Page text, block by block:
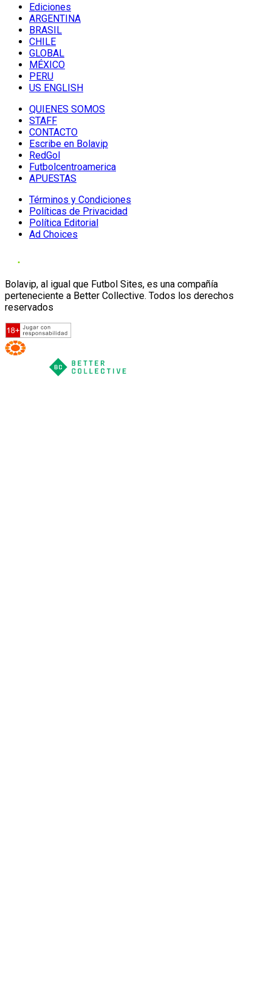
Ediciones
ARGENTINA
BRASIL
CHILE
GLOBAL
MÉXICO
PERU
US ENGLISH
QUIENES SOMOS
STAFF
CONTACTO
Escribe en Bolavip
RedGol
Futbolcentroamerica
APUESTAS
Términos y Condiciones
Políticas de Privacidad
Política Editorial
Ad Choices
Bolavip, al igual que Futbol Sites, es una compañía
perteneciente a Better Collective. Todos los derechos
reservados